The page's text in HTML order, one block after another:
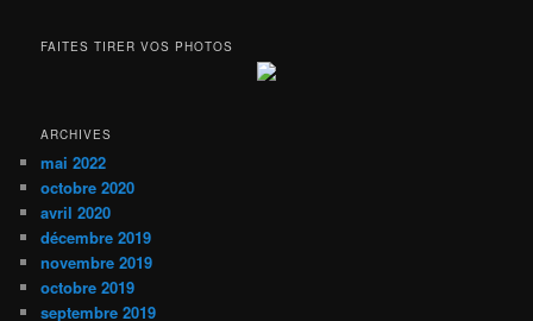
FAITES TIRER VOS PHOTOS
ARCHIVES
mai 2022
octobre 2020
avril 2020
décembre 2019
novembre 2019
octobre 2019
septembre 2019